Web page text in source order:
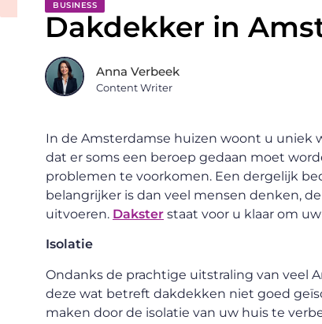
BUSINESS
Dakdekker in
Anna Verbeek
Content Writer
In de Amsterdamse huizen woont u uniek
dat er soms een beroep gedaan moet
problemen te voorkomen. Een dergelijk
belangrijker is dan veel mensen denken,
uitvoeren. Dakster staat voor u klaar om
Isolatie
Ondanks de prachtige uitstraling van veel
deze wat betreft dakdekken niet goed
maken door de isolatie van uw huis te